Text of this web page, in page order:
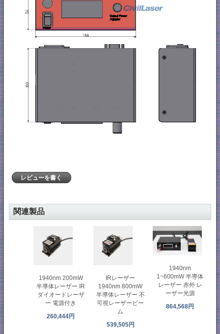
レビューを書く
関連製品
1940nm 200mW
半導体レーザー IR
ダイオードレーザ
ー 電源付き
260,444円
IRレーザー
1940nm 800mW
半導体レーザー 不
可視レーザービー
ム
539,505円
1940nm
1~600mW 半導体
レーザー 赤外 レ
ーザー光源
864,568円